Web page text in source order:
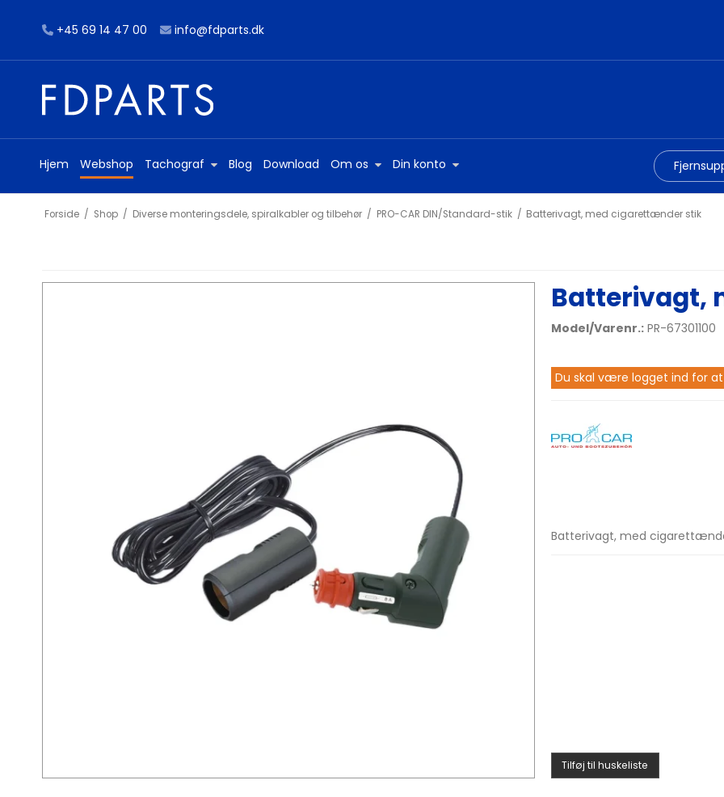
+45 69 14 47 00 info@fdparts.dk
Hjem Webshop Tachograf Blog Download Om os Din konto
Forside / Shop / Diverse monteringsdele, spiralkabler og tilbehør / PRO-CAR DIN/Standard-stik / Batterivagt, med cigarettænder stik
Batterivagt,
Model/Varenr.: PR-67301100
Du skal være logget ind for
Batterivagt, med
Tilføj til huskeliste